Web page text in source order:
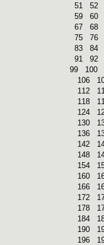
51
52
59
60
67
68
75
76
83
84
91
92
99
100
106
112
118
124
130
136
142
148
154
160
166
172
178
184
190
196